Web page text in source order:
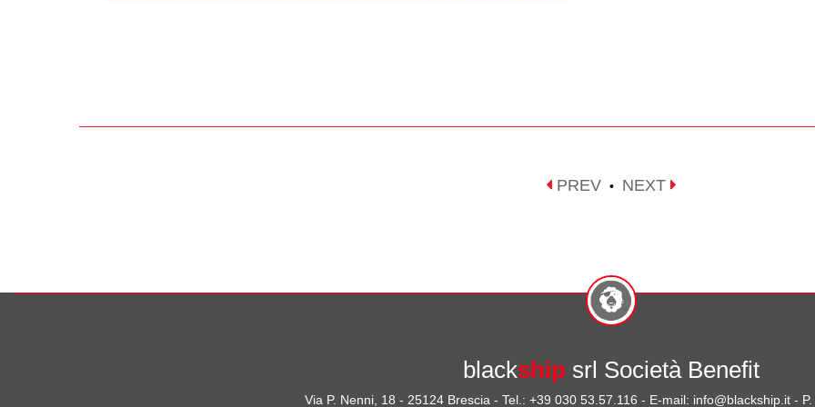
PREV • NEXT
blackship srl Società Benefit
Via P. Nenni, 18 - 25124 Brescia - Tel.: +39 030 53.57.116 - E-mail: info@blackship.it -